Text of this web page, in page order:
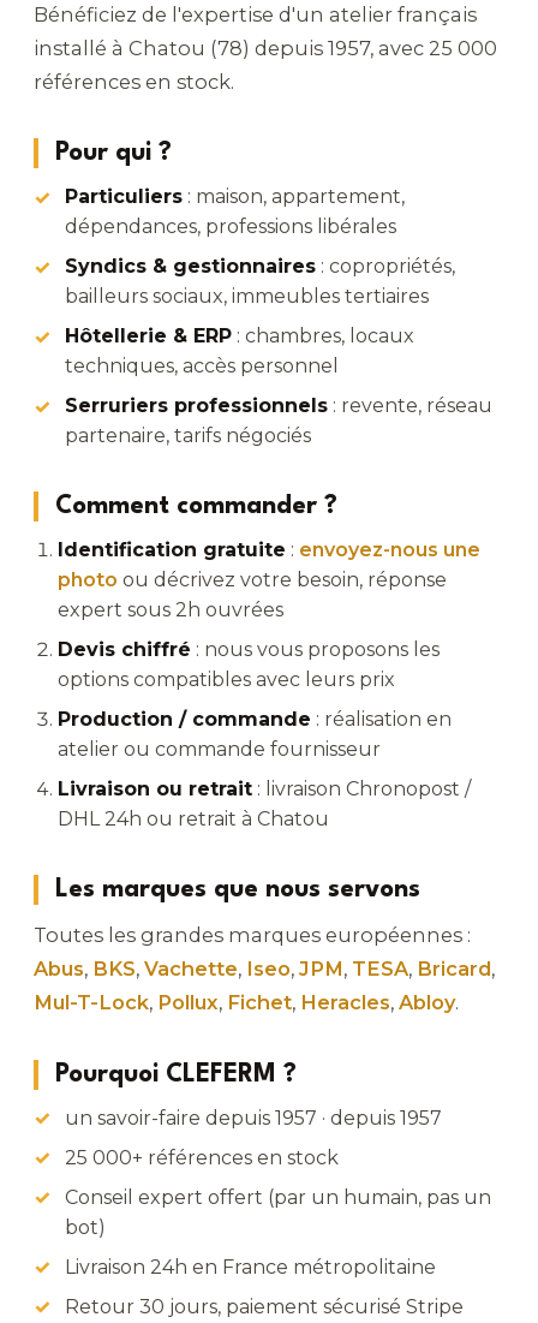
Bénéficiez de l'expertise d'un atelier français
installé à Chatou (78) depuis 1957, avec 25 000
références en stock.
Pour qui ?
Particuliers : maison, appartement,
dépendances, professions libérales
Syndics & gestionnaires : copropriétés,
bailleurs sociaux, immeubles tertiaires
Hôtellerie & ERP : chambres, locaux
techniques, accès personnel
Serruriers professionnels : revente, réseau
partenaire, tarifs négociés
Comment commander ?
Identification gratuite : envoyez-nous une
photo ou décrivez votre besoin, réponse
expert sous 2h ouvrées
Devis chiffré : nous vous proposons les
options compatibles avec leurs prix
Production / commande : réalisation en
atelier ou commande fournisseur
Livraison ou retrait : livraison Chronopost /
DHL 24h ou retrait à Chatou
Les marques que nous servons
Toutes les grandes marques européennes :
Abus, BKS, Vachette, Iseo, JPM, TESA, Bricard,
Mul-T-Lock, Pollux, Fichet, Heracles, Abloy.
Pourquoi CLEFERM ?
un savoir-faire depuis 1957 · depuis 1957
25 000+ références en stock
Conseil expert offert (par un humain, pas un
bot)
Livraison 24h en France métropolitaine
Retour 30 jours, paiement sécurisé Stripe